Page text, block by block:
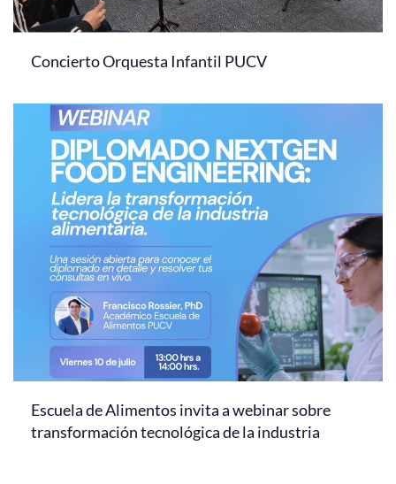
Concierto Orquesta Infantil PUCV
Escuela de Alimentos invita a webinar sobre
transformación tecnológica de la industria